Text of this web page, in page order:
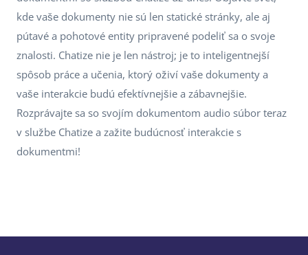
kde vaše dokumenty nie sú len statické stránky, ale aj
pútavé a pohotové entity pripravené podeliť sa o svoje
znalosti. Chatize nie je len nástroj; je to inteligentnejší
spôsob práce a učenia, ktorý oživí vaše dokumenty a
vaše interakcie budú efektívnejšie a zábavnejšie.
Rozprávajte sa so svojím dokumentom audio súbor teraz
v službe Chatize a zažite budúcnosť interakcie s
dokumentmi!